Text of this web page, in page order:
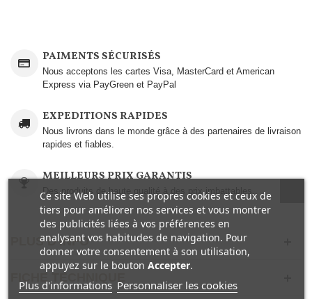
PAIMENTS SÉCURISÉS
Nous acceptons les cartes Visa, MasterCard et American
Express via PayGreen et PayPal
EXPEDITIONS RAPIDES
Nous livrons dans le monde grâce à des partenaires de livraison
rapides et fiables.
MEILLEURS PRIX GARANTIS
Des produits de haute qualité à des prix imbattables..
PLUS D'INFO
Ce site Web utilise ses propres cookies et ceux de
tiers pour améliorer nos services et vous montrer
des publicités liées à vos préférences en
analysant vos habitudes de navigation. Pour
donner votre consentement à son utilisation,
appuyez sur le bouton Accepter.
Plus d'informations Personnaliser les cookies